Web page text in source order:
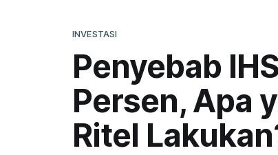
INVESTASI
Penyebab
Persen, Apa
Ritel